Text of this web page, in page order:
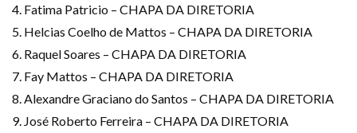
4. Fatima Patricio – CHAPA DA DIRETORIA
5. Helcias Coelho de Mattos – CHAPA DA DIRETORIA
6. Raquel Soares – CHAPA DA DIRETORIA
7. Fay Mattos – CHAPA DA DIRETORIA
8. Alexandre Graciano do Santos – CHAPA DA DIRETORIA
9. José Roberto Ferreira – CHAPA DA DIRETORIA